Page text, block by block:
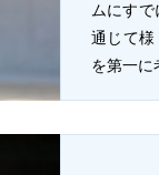
ムにす
通じて様
を第一に